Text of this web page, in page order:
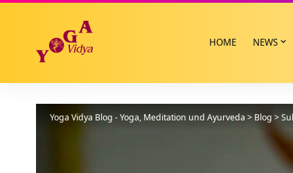
HOME NEWS
Yoga Vidya Blog - Yoga, Meditation und Ayurveda > Blog >